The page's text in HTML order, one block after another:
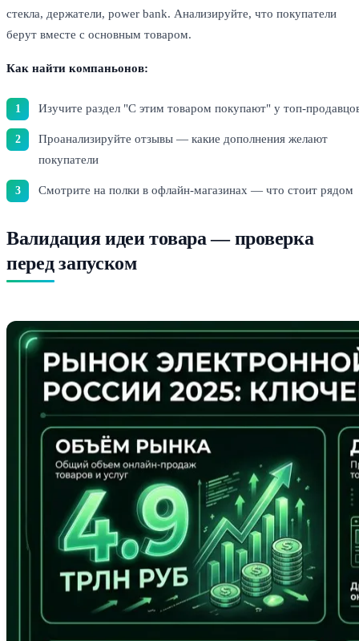
стекла, держатели, power bank. Анализируйте, что покупатели
берут вместе с основным товаром.
Как найти компаньонов:
Изучите раздел "С этим товаром покупают" у топ-
Проанализируйте отзывы — какие дополнения желают
покупатели
Смотрите на полки в офлайн-магазинах — что стоит рядом
Валидация идеи товара — проверка
перед запуском